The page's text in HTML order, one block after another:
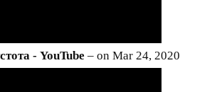
- YouTube – on Mar 24, 2020